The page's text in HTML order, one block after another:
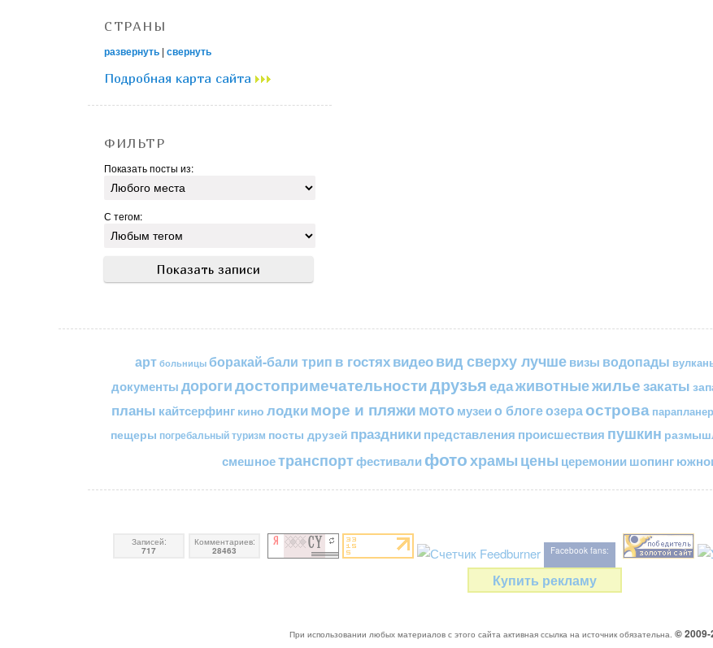
СТРАНЫ
развернуть | свернуть
Подробная карта сайта
ФИЛЬТР
Показать посты из:
С тегом:
арт больницы боракай-бали трип в гостяхвидеовид сверху лучше визы водопады
документыдорогидостопримечательностидрузьяедаживотныежильезакаты
планы кайтсерфинг кино лодкиморе и пляжимото музеи о блогеозераострова
пещеры погребальный туризм посты друзей праздникипредставления происшествия пушкин
смешноетранспортфестивали фотохрамы цены церемонии шопинг
Записей:
717
Комментариев:
28463 Facebook fans:
Купить рекламу
При использовании любых материалов с этого сайта активная ссылка на источник обязательна. © 2009-